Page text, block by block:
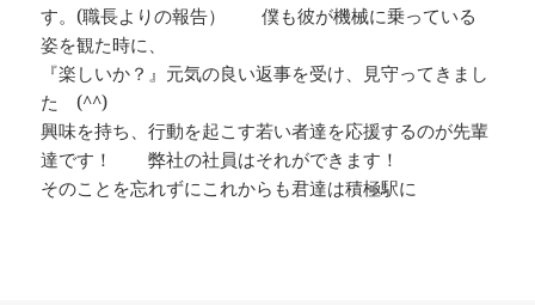
す。(職長よりの報告） 僕も彼が機械に乗っている
姿を観た時に、
『楽しいか？』元気の良い返事を受け、見守ってきまし
た (^^)
興味を持ち、行動を起こす若い者達を応援するのが先輩
達です！ 弊社の社員はそれができます！
そのことを忘れずにこれからも君達は積極駅に